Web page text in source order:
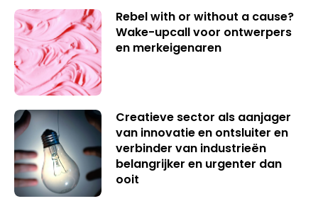
Rebel with or without a cause?
Wake-upcall voor ontwerpers
en merkeigenaren
Creatieve sector als aanjager
van innovatie en ontsluiter en
verbinder van industrieën
belangrijker en urgenter dan
ooit